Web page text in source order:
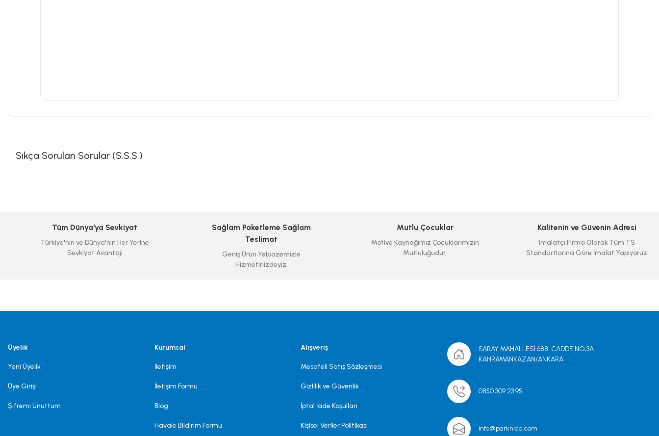
Sıkça Sorulan Sorular (S.S.S.)
Tüm Dünya'ya Sevkiyat
Türkiye'nin ve Dünya'nın Her Yerine
Sevkiyat Avantajı
Sağlam Paketleme Sağlam
Teslimat
Geniş Ürün Yelpazemizle
Hizmetinizdeyiz.
Mutlu Çocuklar
Motive Kaynağımız Çocuklarımızın
Mutluluğudur.
Kalitenin ve Güvenin Adresi
İmalatçı Firma Olarak Tüm TS
Standartlarına Göre İmalat Yapıyoruz
Üyelik
Yeni Üyelik
Üye Girişi
Şifremi Unuttum
Kurumsal
İletişim
İletişim Formu
Blog
Havale Bildirim Formu
Alışveriş
Mesafeli Satış Sözleşmesi
Gizlilik ve Güvenlik
İptal İade Koşullari
Kişisel Veriler Politikası
SARAY MAHALLESİ 688. CADDE NO;3A
KAHRAMANKAZAN/ANKARA
0850 309 23 95
info@parknida.com